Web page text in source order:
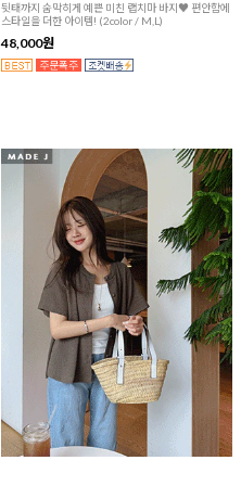
뒷태까지 숨막히게 예쁜 미친 랩치마 바지♥ 편안함에
스타일을 더한 아이템! (2color / M,L)
48,000원